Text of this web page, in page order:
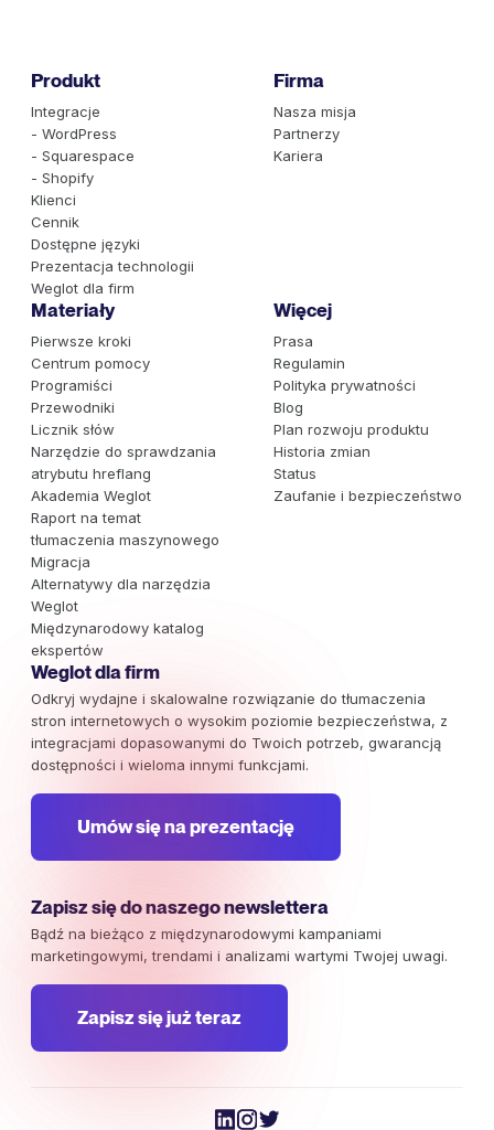
Produkt
Integracje
- WordPress
- Squarespace
- Shopify
Klienci
Cennik
Dostępne języki
Prezentacja technologii
Weglot dla firm
Firma
Nasza misja
Partnerzy
Kariera
Materiały
Pierwsze kroki
Centrum pomocy
Programiści
Przewodniki
Licznik słów
Narzędzie do sprawdzania
atrybutu hreflang
Akademia Weglot
Raport na temat
tłumaczenia maszynowego
Migracja
Alternatywy dla narzędzia
Weglot
Międzynarodowy katalog
ekspertów
Więcej
Prasa
Regulamin
Polityka prywatności
Blog
Plan rozwoju produktu
Historia zmian
Status
Zaufanie i bezpieczeństwo
Weglot dla firm
Odkryj wydajne i skalowalne rozwiązanie do tłumaczenia
stron internetowych o wysokim poziomie bezpieczeństwa, z
integracjami dopasowanymi do Twoich potrzeb, gwarancją
dostępności i wieloma innymi funkcjami.
Umów się na prezentację
Zapisz się do naszego newslettera
Bądź na bieżąco z międzynarodowymi kampaniami
marketingowymi, trendami i analizami wartymi Twojej uwagi.
Zapisz się już teraz